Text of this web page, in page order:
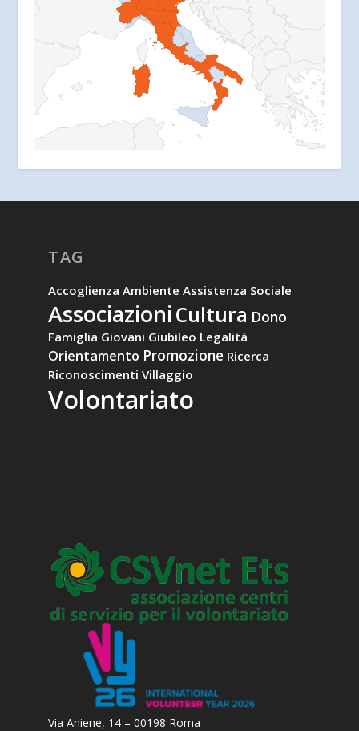
TAG
Accoglienza Ambiente Assistenza Sociale
AssociazioniCultura Dono
Famiglia Giovani Giubileo Legalità
Orientamento Promozione Ricerca
Riconoscimenti Villaggio
Volontariato
Via Aniene, 14 – 00198 Roma